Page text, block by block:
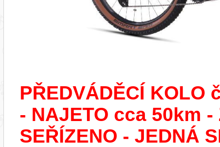
PŘEDVÁDĚCÍ KOLO
- NAJETO cca 50km -
SEŘÍZENO - JEDNÁ